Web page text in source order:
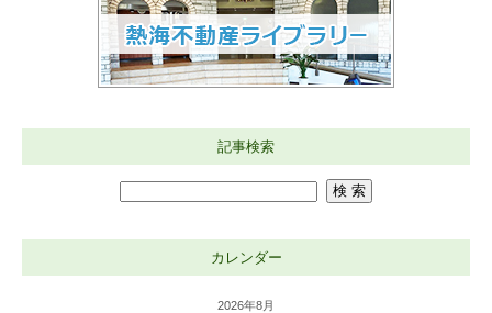
記事検索
カレンダー
2026年8月